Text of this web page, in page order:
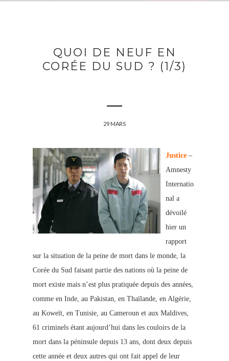
QUOI DE NEUF EN
CORÉE DU SUD ? (1/3)
29 MARS
Justice –
Amnesty
Internatio
nal a
dévoilé
hier un
rapport
sur la situation de la peine de mort dans le monde, la
Corée du Sud faisant partie des nations où la peine de
mort existe mais n’est plus pratiquée depuis des années,
comme en Inde, au Pakistan, en Thaïlande, en Algérie,
au Koweït, en Tunisie, au Cameroun et aux Maldives,
61 criminels étant aujourd’hui dans les couloirs de la
mort dans la péninsule depuis 13 ans, dont deux depuis
cette année et deux autres qui ont fait appel de leur